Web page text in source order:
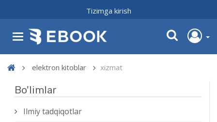
Tizimga kirish
elektron kitoblar xizmat
Bo'limlar
Ilmiy tadqiqotlar